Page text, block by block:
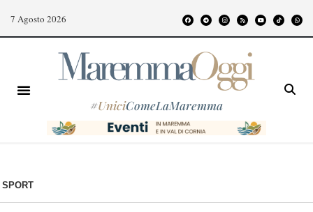
7 Agosto 2026
#UniciComeLaMaremma
SPORT